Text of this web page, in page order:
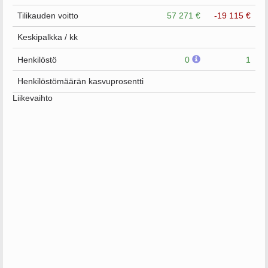
Tilikauden voitto 57 271 € -19 115 €
Keskipalkka / kk
Henkilöstö 0 1
Henkilöstömäärän kasvuprosentti
Liikevaihto